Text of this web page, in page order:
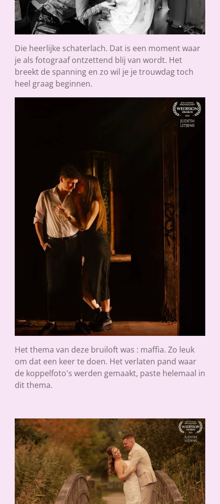
Die heerlijke schaterlach. Dat is een moment waar
je als fotograaf ontzettend blij van wordt. Het
breekt de spanning en zo wil je je trouwdag toch
heel graag beginnen.
Het thema van deze bruiloft was : maffia. Zo leuk
om dat een keer te doen. Het verlaten pand waar
de koppelfoto's werden gemaakt, paste helemaal in
dit thema.